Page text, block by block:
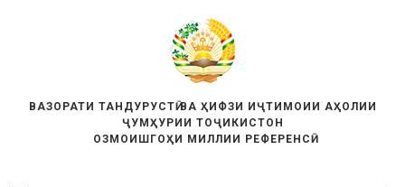
ВАЗОРАТИ ТАНДУРУСТӢ ВА ҲИФЗИ ИҶТИМОИИ АҲОЛИИ
ҶУМҲУРИИ ТОҶИКИСТОН
ОЗМОИШГОҲИ МИЛЛИИ РЕФЕРЕНСӢ